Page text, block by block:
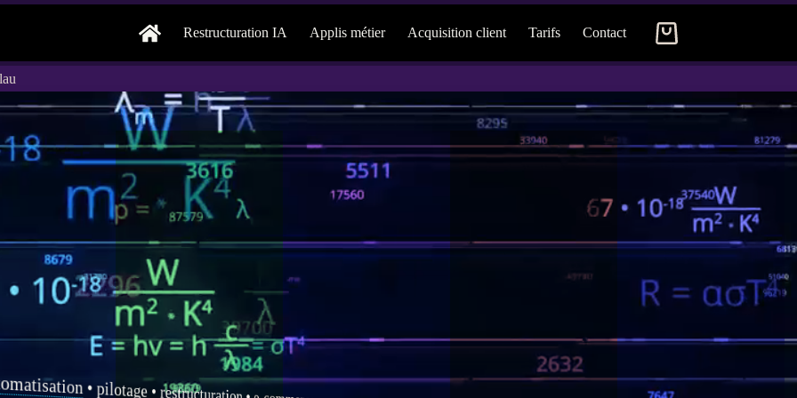
Restructuration IA Applis métier Acquisition client Tarifs Contact
Panier
• pilotage •